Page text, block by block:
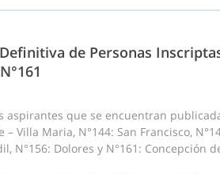
de Personas
aspirantes que se encuentran
– Villa Maria, N°144: San Francisco,
N°156: Dolores y N°161: